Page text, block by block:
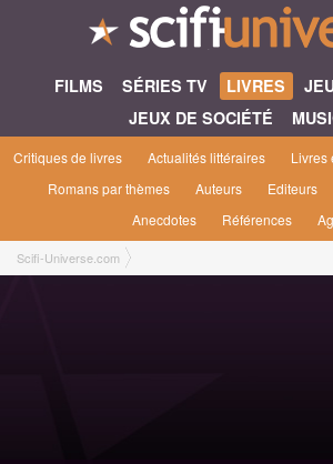
FILMS SÉRIES TV LIVRES
JEUX DE SOCIÉTÉ
Critiques de livres Actualités littéraires Livres
Romans par thèmes
Auteurs Editeurs
Anecdotes
Références
Scifi-Universe.com
l'oeuvre Les Chroniques de Cugel l'Astucieux / Cycle de la